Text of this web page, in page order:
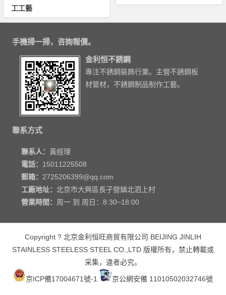
工工藝
手機掃一掃，咨詢報價。
金利恒不銹鋼
專注不銹鋼裝飾行業。主營不銹鋼板
材管材，不銹鋼制品制作工藝。
聯系方式
聯系人：黃經理
電話： 15011225508
郵箱： 2725206399@qq.com
工廠地址： 北京市大興區長子營鎮北泗上村
營業時間： 周一 到 周日：8:30~18:00
Copyright ? 北京金利恒旺商貿有限公司 BEIJING JINLIH
STAINLESS STEEL ESS STEEL CO.,LTD 版權所有，禁止轉載或
采集，違者必究。
京ICP備17004671號-1 京公網安備 11010502032746號